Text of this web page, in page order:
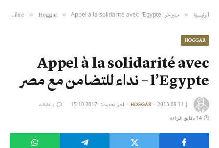
الرئيسية » منبر حر | Tribune libre » Hoggar » Appel à la solidarité avec l’Egypte – نداء للتضامن مع مصر
HOGGAR
Appel à la solidarité avec
l’Egypte – نداء للتضامن مع مصر
|
HOGGAR 2013-08-11 آخر تحديث: 2017-10-15 5 تعليقات
14 دقائق قراءة